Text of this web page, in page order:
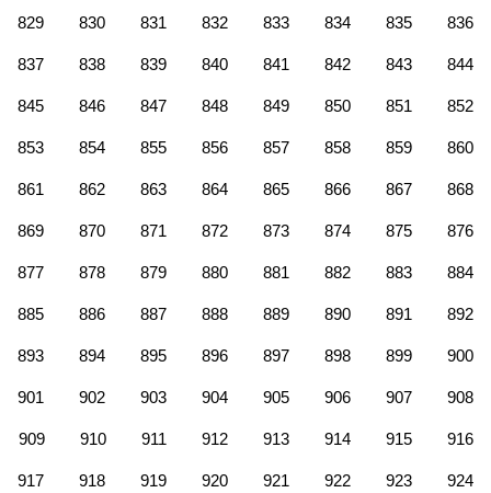
829 830 831 832 833 834 835 836
837 838 839 840 841 842 843 844
845 846 847 848 849 850 851 852
853 854 855 856 857 858 859 860
861 862 863 864 865 866 867 868
869 870 871 872 873 874 875 876
877 878 879 880 881 882 883 884
885 886 887 888 889 890 891 892
893 894 895 896 897 898 899 900
901 902 903 904 905 906 907 908
909 910 911 912 913 914 915 916
917 918 919 920 921 922 923 924